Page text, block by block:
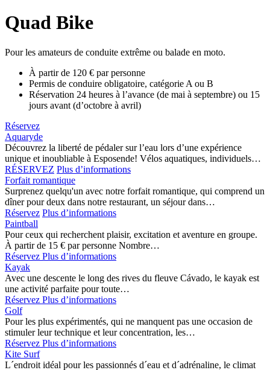
Quad Bike
Pour les amateurs de conduite extrême ou balade en moto.
À partir de 120 € par personne
Permis de conduire obligatoire, catégorie A ou B
Réservation 24 heures à l’avance (de mai à septembre) ou 15
jours avant (d’octobre à avril)
Réservez
Aquaryde
Découvrez la liberté de pédaler sur l’eau lors d’une expérience
unique et inoubliable à Esposende! Vélos aquatiques, individuels…
RÉSERVEZ Plus d’informations
Forfait romantique
Surprenez quelqu'un avec notre forfait romantique, qui comprend un
dîner pour deux dans notre restaurant, un séjour dans…
Réservez Plus d’informations
Paintball
Pour ceux qui recherchent plaisir, excitation et aventure en groupe.
À partir de 15 € par personne Nombre…
Réservez Plus d’informations
Kayak
Avec une descente le long des rives du fleuve Cávado, le kayak est
une activité parfaite pour toute…
Réservez Plus d’informations
Golf
Pour les plus expérimentés, qui ne manquent pas une occasion de
stimuler leur technique et leur concentration, les…
Réservez Plus d’informations
Kite Surf
L´endroit idéal pour les passionnés d´eau et d´adrénaline, le climat